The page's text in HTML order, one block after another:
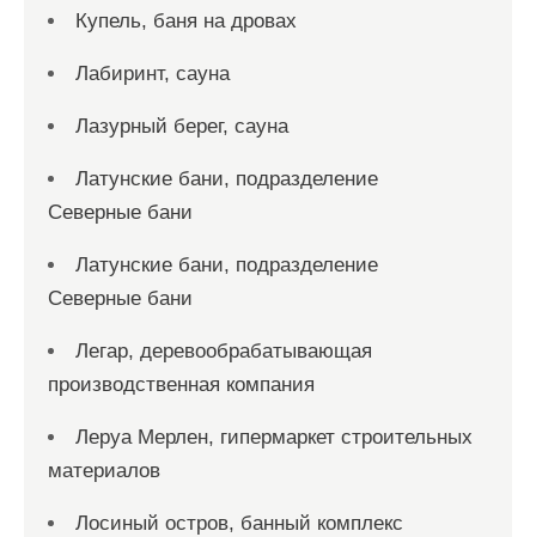
Купель, баня на дровах
Лабиринт, сауна
Лазурный берег, сауна
Латунские бани, подразделение
Северные бани
Латунские бани, подразделение
Северные бани
Легар, деревообрабатывающая
производственная компания
Леруа Мерлен, гипермаркет строительных
материалов
Лосиный остров, банный комплекс